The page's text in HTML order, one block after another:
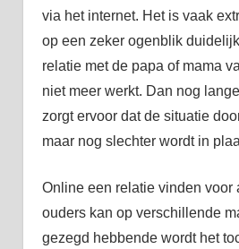
via het internet. Het is vaak
op een zeker ogenblik
relatie met de papa of mama
niet meer werkt. Dan nog
zorgt ervoor dat de situatie
maar nog slechter wordt in
Online een relatie vinden voor
ouders kan op verschillende
gezegd hebbende wordt het